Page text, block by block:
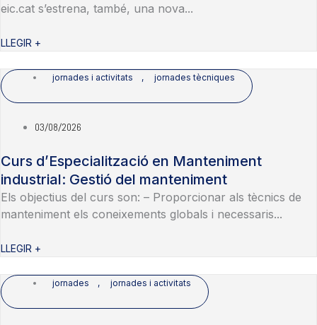
eic.cat s’estrena, també, una nova...
LLEGIR +
jornades i activitats , jornades tècniques
03/08/2026
Curs d’Especialització en Manteniment
industrial: Gestió del manteniment
Els objectius del curs son: – Proporcionar als tècnics de
manteniment els coneixements globals i necessaris...
LLEGIR +
jornades , jornades i activitats